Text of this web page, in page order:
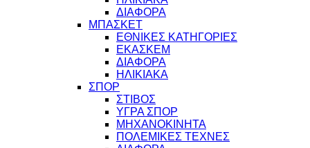
ΔΙΑΦΟΡΑ
ΜΠΑΣΚΕΤ
ΕΘΝΙΚΕΣ ΚΑΤΗΓΟΡΙΕΣ
ΕΚΑΣΚΕΜ
ΔΙΑΦΟΡΑ
ΗΛΙΚΙΑΚΑ
ΣΠΟΡ
ΣΤΙΒΟΣ
ΥΓΡΑ ΣΠΟΡ
ΜΗΧΑΝΟΚΙΝΗΤΑ
ΠΟΛΕΜΙΚΕΣ ΤΕΧΝΕΣ